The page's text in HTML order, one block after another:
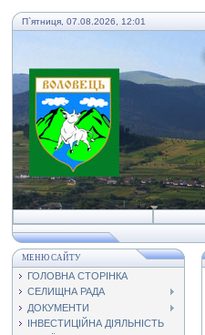
П`ятниця, 07.08.2026, 12:01
МЕНЮ САЙТУ
ГОЛОВНА СТОРІНКА
СЕЛИЩНА РАДА
ДОКУМЕНТИ
ІНВЕСТИЦІЙНА ДІЯЛЬНІСТЬ